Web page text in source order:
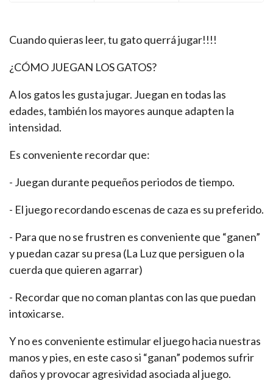
Cuando quieras leer, tu gato querrá jugar!!!!
¿CÓMO JUEGAN LOS GATOS?
A los gatos les gusta jugar. Juegan en todas las
edades, también los mayores aunque adapten la
intensidad.
Es conveniente recordar que:
- Juegan durante pequeños periodos de tiempo.
- El juego recordando escenas de caza es su preferido.
- Para que no se frustren es conveniente que “ganen”
y puedan cazar su presa (La Luz que persiguen o la
cuerda que quieren agarrar)
- Recordar que no coman plantas con las que puedan
intoxicarse.
Y no es conveniente estimular el juego hacia nuestras
manos y pies, en este caso si “ganan” podemos sufrir
daños y provocar agresividad asociada al juego.